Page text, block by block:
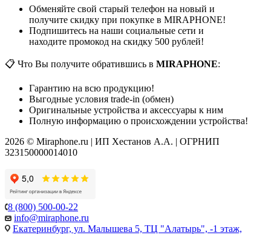
Обменяйте свой старый телефон на новый и
получите скидку при покупке в MIRAPHONE!
Подпишитесь на наши социальные сети и
находите промокод на скидку 500 рублей!
📋 Что Вы получите обратившись в MIRAPHONE:
Гарантию на всю продукцию!
Выгодные условия trade-in (обмен)
Оригинальные устройства и аксессуары к ним
Полную информацию о происхождении устройства!
2026 © Miraphone.ru | ИП Хестанов А.А. | ОГРНИП
323150000014010
8 (800) 500-00-22
info@miraphone.ru
Екатеринбург, ул. Малышева 5, ТЦ "Алатырь", -1 этаж,